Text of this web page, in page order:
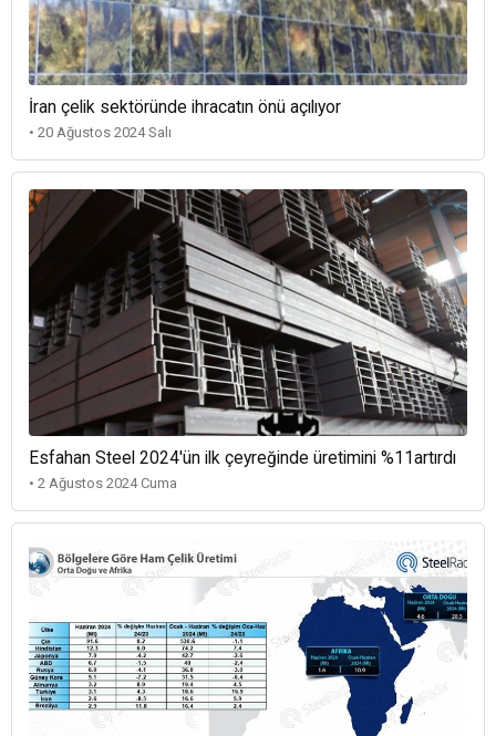
İran çelik sektöründe ihracatın önü açılıyor
• 20 Ağustos 2024 Salı
Esfahan Steel 2024'ün ilk çeyreğinde üretimini %11artırdı
• 2 Ağustos 2024 Cuma